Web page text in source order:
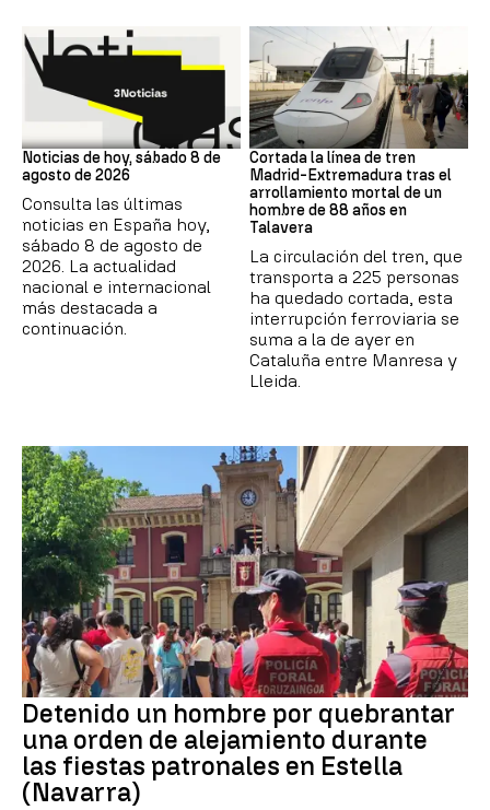
Noticias de hoy, sábado 8 de
agosto de 2026
Consulta las últimas
noticias en España hoy,
sábado 8 de agosto de
2026. La actualidad
nacional e internacional
más destacada a
continuación.
Trenes
Cortada la línea de tren
Madrid-Extremadura tras el
arrollamiento mortal de un
hombre de 88 años en
Talavera
La circulación del tren, que
transporta a 225 personas
ha quedado cortada, esta
interrupción ferroviaria se
suma a la de ayer en
Cataluña entre Manresa y
Lleida.
Detenido un hombre por quebrantar
una orden de alejamiento durante
las fiestas patronales en Estella
(Navarra)